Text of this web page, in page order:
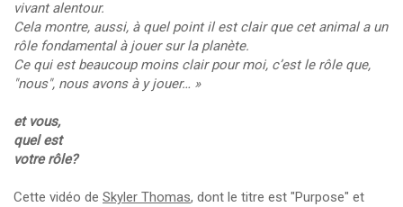
vivant alentour.
Cela montre, aussi, à quel point il est clair que cet animal a un
rôle fondamental à jouer sur la planète.
Ce qui est beaucoup moins clair pour moi, c’est le rôle que,
"nous", nous avons à y jouer… »
et vous,
quel est
votre rôle?
Cette vidéo de Skyler Thomas, dont le titre est "Purpose" et